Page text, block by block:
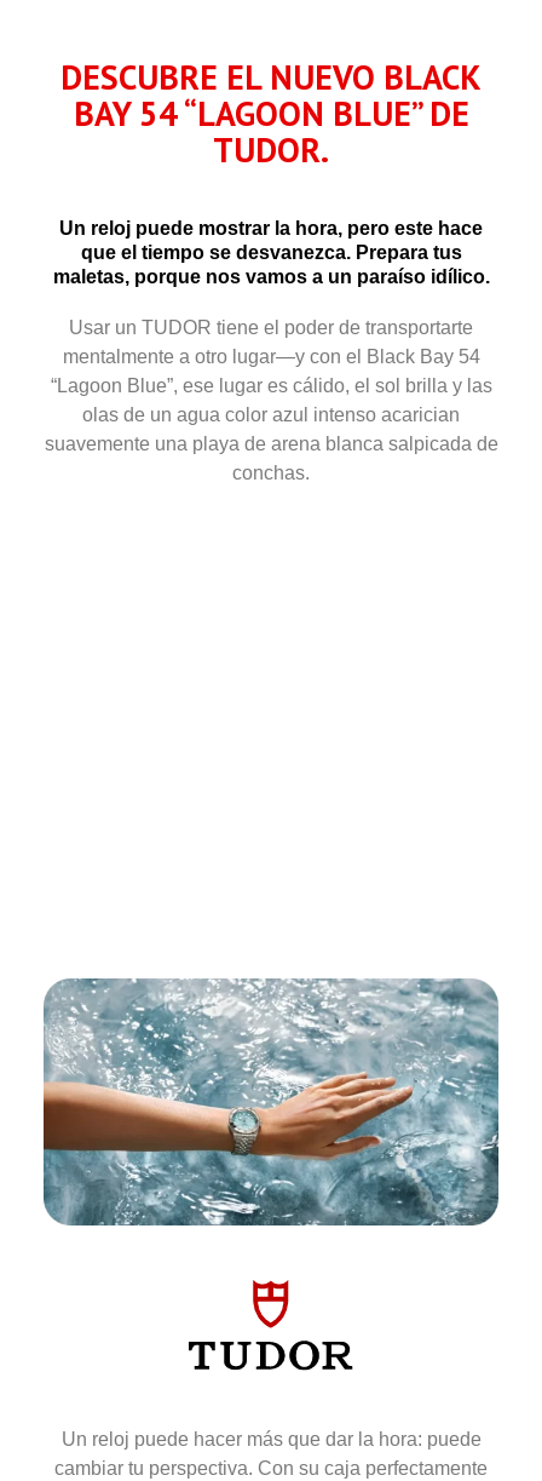
DESCUBRE EL NUEVO BLACK
BAY 54 “LAGOON BLUE” DE
TUDOR.
Un reloj puede mostrar la hora, pero este hace
que el tiempo se desvanezca. Prepara tus
maletas, porque nos vamos a un paraíso idílico.
Usar un TUDOR tiene el poder de transportarte
mentalmente a otro lugar—y con el Black Bay 54
“Lagoon Blue”, ese lugar es cálido, el sol brilla y las
olas de un agua color azul intenso acarician
suavemente una playa de arena blanca salpicada de
conchas.
Un reloj puede hacer más que dar la hora: puede
cambiar tu perspectiva. Con su caja perfectamente